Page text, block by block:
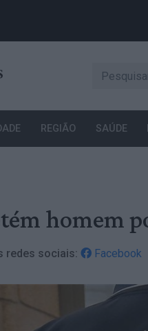
REGIÃO SAÚDE
homem
redes sociais: Facebook